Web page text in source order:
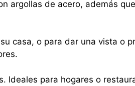
argollas de acero, además
casa, o para dar una vista o
Ideales para hogares o